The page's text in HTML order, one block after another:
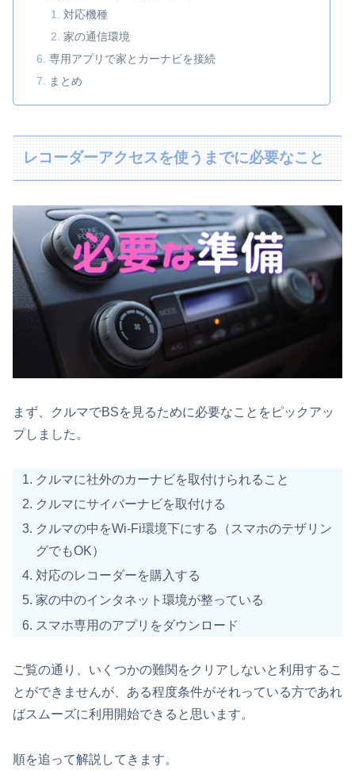
対応機種
家の通信環境
専用アプリで家とカーナビを接続
まとめ
レコーダーアクセスを使うまでに必要なこと
まず、クルマでBSを見るために必要なことをピックアッ
プしました。
クルマに社外のカーナビを取付けられること
クルマにサイバーナビを取付ける
クルマの中をWi-Fi環境下にする（スマホのテザリン
グでもOK）
対応のレコーダーを購入する
家の中のインタネット環境が整っている
スマホ専用のアプリをダウンロード
ご覧の通り、いくつかの難関をクリアしないと利用するこ
とができませんが、ある程度条件がそれっている方であれ
ばスムーズに利用開始できると思います。
順を追って解説してきます。